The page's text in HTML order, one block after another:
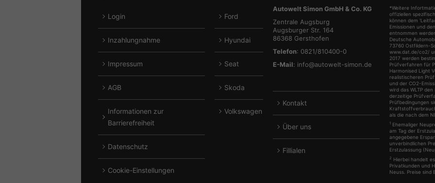
Login
Inzahlungnahme
Impressum
AGB
Informationen zur
Barrierefreiheit
Datenschutz
Cookie-Einstellungen
Ford
von
anzeigen
Hyundai
von
anzeigen
Seat
von
anzeigen
Skoda
Volkswagen
Autowelt Simon GmbH & Co. KG
Zentrale Augsburg
Augsburger Str. 164
86368 Gersthofen
Telefon: 0821/810400-0
E-Mail: info@autowelt-simon.de
Kontakt
Über uns
Fillialen
*Weitere
offiziellen
können dem
Emissionen und
entnommen
Deutsche
73760 Ostfildern-
www.dat.de/co2/
2017 werden
Prüfverfahren für
Harmonised Light
realistischeren
und der CO2-
wird das WLTP
derzeitige
Prüfbedingungen
als die nach dem
1 Ehemaliger
am Tag der
angegebene
unverbindlichen
Erstzulassung
2 Hierbei handelt
Privatkunden und
Neuss. Preise